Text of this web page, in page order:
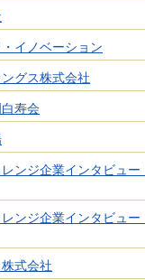
イノベーション
グス株式会社
寿会
ンジ企業インタビュー
ンジ企業インタビュ
式会社